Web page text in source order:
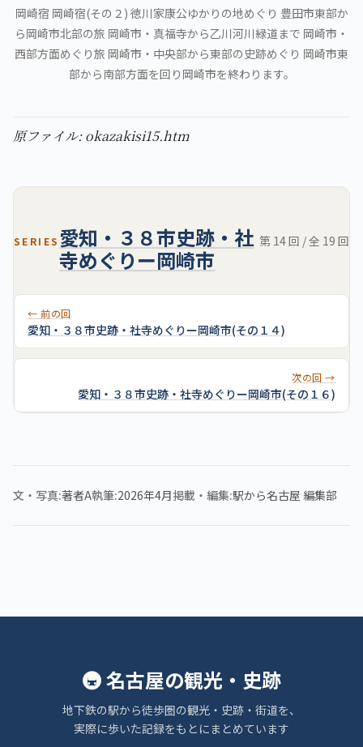
岡崎宿 岡崎宿(その２) 徳川家康公ゆかりの地めぐり 豊田市東部か
ら岡崎市北部の旅 岡崎市・真福寺から乙川河川緑道まで 岡崎市・
西部方面めぐり旅 岡崎市・中央部から東部の史跡めぐり 岡崎市東
部から南部方面を回り岡崎市を終わります。
原ファイル: okazakisi15.htm
SERIES 愛知・３８市史跡・社
寺めぐりー岡崎市
第 14 回 / 全 19 回
← 前の回
愛知・３８市史跡・社寺めぐりー岡崎市(その１４)
次の回 →
愛知・３８市史跡・社寺めぐりー岡崎市(その１６)
文・写真 著者A執筆 2026年4月掲載・編集 駅から名古屋 編集部
🚇 名古屋の観光・史跡
地下鉄の駅から徒歩圏の観光・史跡・街道を、
実際に歩いた記録をもとにまとめています